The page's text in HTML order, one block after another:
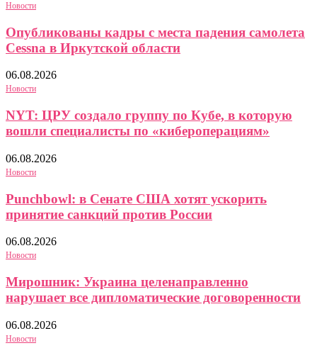
Новости
Опубликованы кадры с места падения самолета
Cessna в Иркутской области
06.08.2026
Новости
NYT: ЦРУ создало группу по Кубе, в которую
вошли специалисты по «кибероперациям»
06.08.2026
Новости
Punchbowl: в Сенате США хотят ускорить
принятие санкций против России
06.08.2026
Новости
Мирошник: Украина целенаправленно
нарушает все дипломатические договоренности
06.08.2026
Новости